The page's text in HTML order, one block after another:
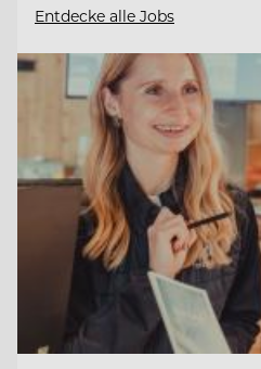
Entdecke alle Jobs